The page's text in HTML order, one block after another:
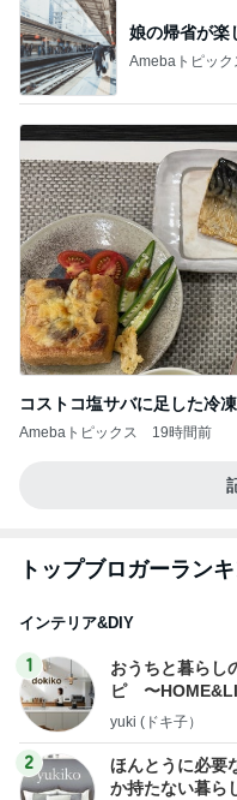
娘の帰省が楽
Amebaトピック
コストコ塩サバに足した冷
Amebaトピックス 19時間前
トップブロガーラン
インテリア&DIY
1
おうちと暮らし
ピ 〜
yuki (ドキ子）
2
ほんとうに必要
か持たない暮ら